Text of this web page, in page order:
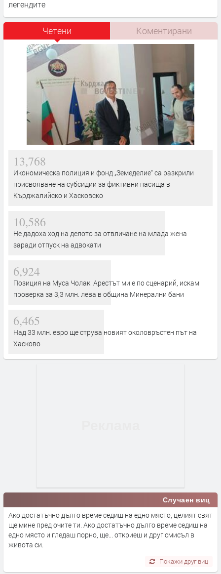
легендите
Четени Коментирани
13,768
Икономическа полиция и фонд „Земеделие“ са разкрили
присвояване на субсидии за фиктивни пасища в
Кърджалийско и Хасковско
10,586
Не дадоха ход на делото за отвличане на млада жена
заради отпуск на адвокати
6,924
Позиция на Муса Чолак: Арестът ми е по сценарий, искам
проверка за 3,3 млн. лева в община Минерални бани
6,465
Над 33 млн. евро ще струва новият околовръстен път на
Хасково
Случаен виц
Ако достатъчно дълго време седиш на едно място, целият свят
ще мине пред очите ти. Ако достатъчно дълго време седиш на
едно място и гледаш порно, ще... откриеш и друг смисъл в
живота си.
Покажи друг виц